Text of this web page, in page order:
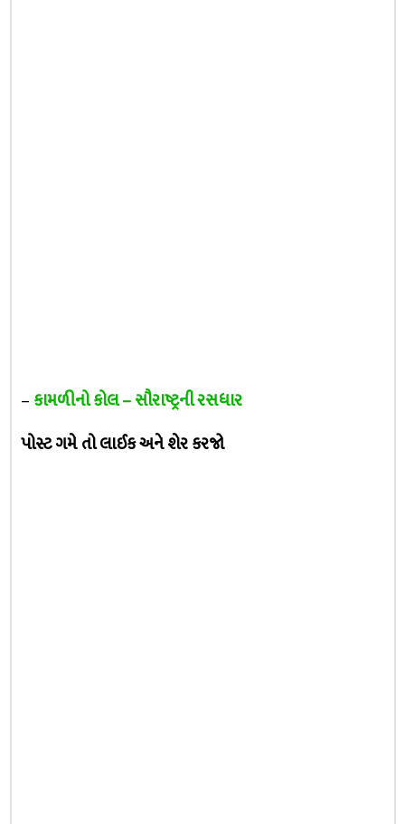
–કામળીનો કોલ – સૌરાષ્ટ્રની રસધાર
પોસ્ટ ગમે તો લાઈક અને શેર કરજો